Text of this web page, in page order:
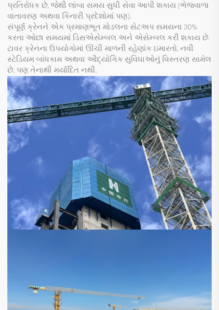
પ્રતિરોધક છે, જેથી લાંબા સમય સુધી સેવા આપી શકાય (ભેજવાળા
વાતાવરણ અથવા કિનારી પ્રદેશોમાં પણ).
સંપૂર્ણ ક્રેનને એક પ્રમાણભૂત મોડલના સેટઅપ સમયના 30%
કરતા ઓછા સમયમાં ડિસએસેમ્બલ અને એસેમ્બલ કરી શકાય છે.
ટાવર ક્રેનના ઉપયોગોમાં ઊંચી માળની રહેણાંક ઇમારતો, નવી
સ્ટેડિયમ બાંધકામ અથવા ઔદ્યોગિક સુવિધાઓનું વિસ્તરણ સામેલ
છે, પણ તેનાથી મર્યાદિત નથી.